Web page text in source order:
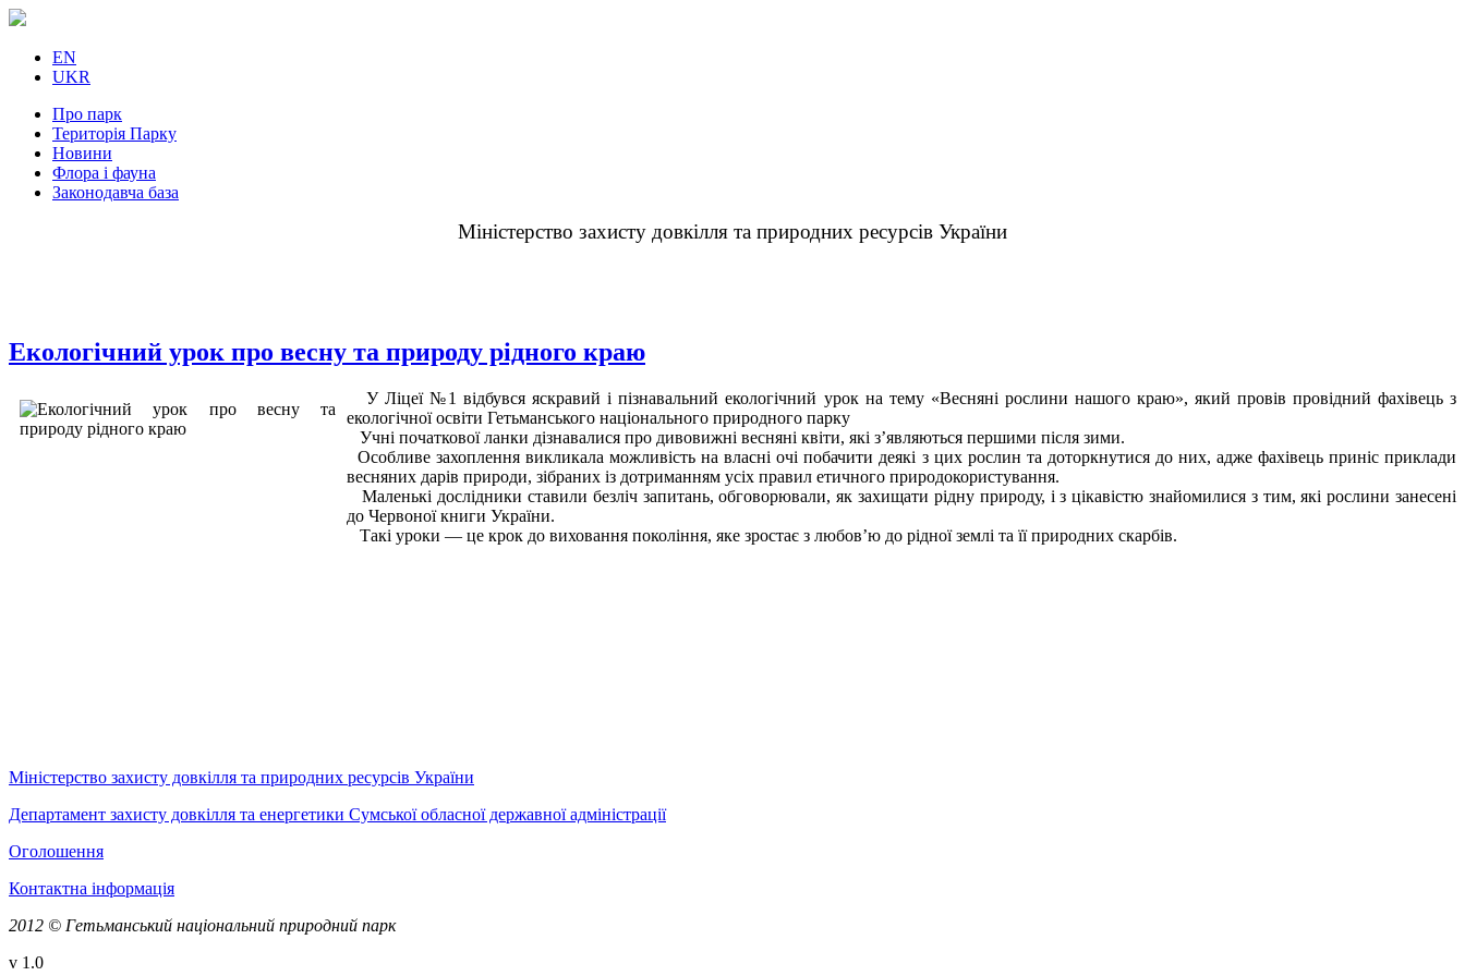
EN
UKR
Про парк
Територія Парку
Новини
Флора і фауна
Законодавча база
Міністерство захисту довкілля та природних ресурсів України
Екологічний урок про весну та природу рідного краю
У Ліцеї №1 відбувся яскравий і пізнавальний екологічний урок на тему «Весняні рослини нашого краю», який провів провідний фахівець з
екологічної освіти Гетьманського національного природного парку
Учні початкової ланки дізнавалися про дивовижні весняні квіти, які з’являються першими після зими.
Особливе захоплення викликала можливість на власні очі побачити деякі з цих рослин та доторкнутися до них, адже фахівець приніс приклади
весняних дарів природи, зібраних із дотриманням усіх правил етичного природокористування.
Маленькі дослідники ставили безліч запитань, обговорювали, як захищати рідну природу, і з цікавістю знайомилися з тим, які рослини занесені
до Червоної книги України.
Такі уроки — це крок до виховання покоління, яке зростає з любов’ю до рідної землі та її природних скарбів.
Міністерство захисту довкілля та природних ресурсів України
Департамент захисту довкілля та енергетики Сумської обласної державної адміністрації
Оголошення
Контактна інформація
2012 © Гетьманський національний природний парк
v 1.0